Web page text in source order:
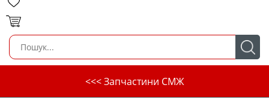
<<< Запчастини СМЖ